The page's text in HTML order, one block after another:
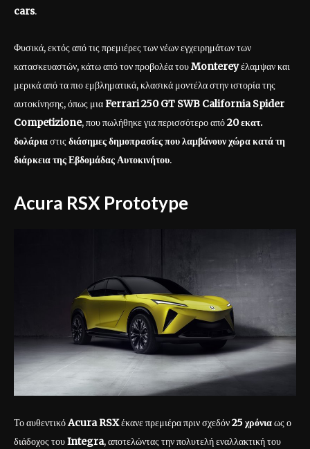
cars.
Φυσικά, εκτός από τις πρεμιέρες των νέων εγχειρημάτων των
κατασκευαστών, κάτω από τον προβολέα τουMontereyέλαμψαν και
μερικά από τα πιο εμβληματικά, κλασικά μοντέλα στην ιστορία της
αυτοκίνησης, όπως μιαFerrari 250 GT SWB California Spider
Competizione, που πωλήθηκε για περισσότερο από20 εκατ.
δολάριαστις διάσημες δημοπρασίες που λαμβάνουν χώρα κατά τη
διάρκεια της Εβδομάδας Αυτοκινήτου.
Acura RSX Prototype
Το αυθεντικόAcura RSXέκανε πρεμιέρα πριν σχεδόν25 χρόνιαως ο
διάδοχος τουIntegra, αποτελώντας την πολυτελή εναλλακτική του